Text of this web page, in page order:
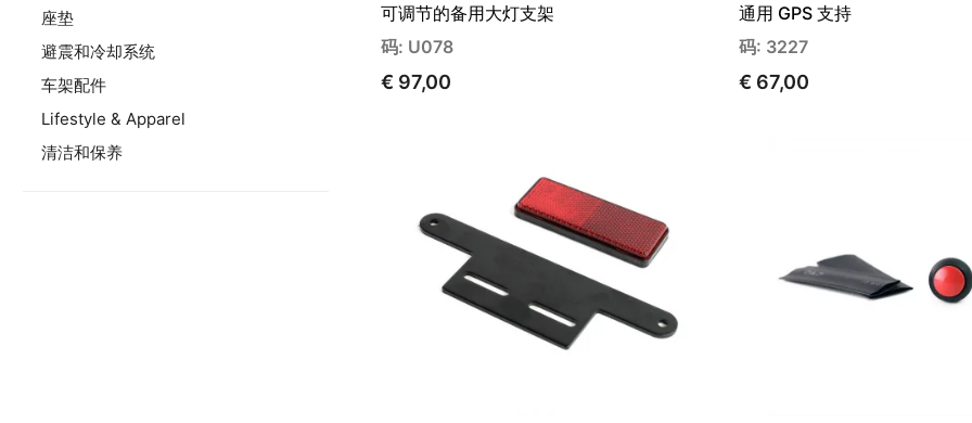
座垫
避震和冷却系统
车架配件
Lifestyle & Apparel
清洁和保养
可调节的备用大灯支架
码: U078
€ 97,00
通用 GPS 支持
码: 3227
€ 67,00